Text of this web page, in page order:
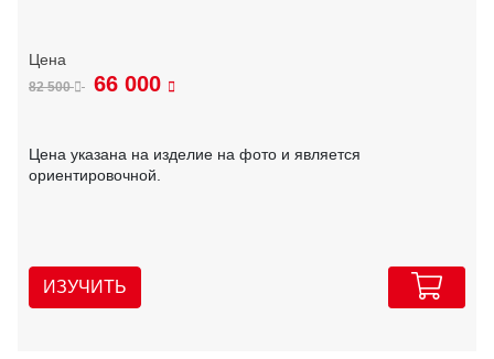
82 500 66 000
Цена указана на изделие на фото и является
ориентировочной.
ИЗУЧИТЬ